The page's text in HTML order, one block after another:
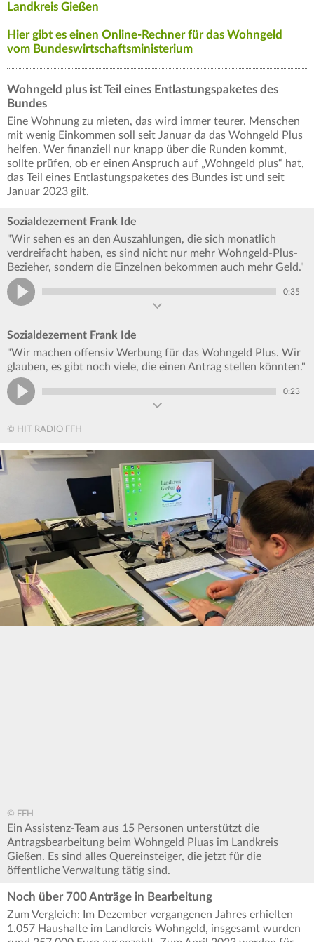
Landkreis Gießen
Hier gibt es einen Online-Rechner für das Wohngeld
vom Bundeswirtschaftsministerium
Wohngeld plus ist Teil eines Entlastungspaketes des
Bundes
Eine Wohnung zu mieten, das wird immer teurer. Menschen
mit wenig Einkommen soll seit Januar da das Wohngeld Plus
helfen. Wer finanziell nur knapp über die Runden kommt,
sollte prüfen, ob er einen Anspruch auf „Wohngeld plus“ hat,
das Teil eines Entlastungspaketes des Bundes ist und seit
Januar 2023 gilt.
Sozialdezernent Frank Ide
"Wir sehen es an den Auszahlungen, die sich monatlich
verdreifacht haben, es sind nicht nur mehr Wohngeld-Plus-
Bezieher, sondern die Einzelnen bekommen auch mehr Geld."
0:35
Sozialdezernent Frank Ide
"Wir machen offensiv Werbung für das Wohngeld Plus. Wir
glauben, es gibt noch viele, die einen Antrag stellen könnten."
0:23
© HIT RADIO FFH
© FFH
Ein Assistenz-Team aus 15 Personen unterstützt die
Antragsbearbeitung beim Wohngeld Pluas im Landkreis
Gießen. Es sind alles Quereinsteiger, die jetzt für die
öffentliche Verwaltung tätig sind.
Noch über 700 Anträge in Bearbeitung
Zum Vergleich: Im Dezember vergangenen Jahres erhielten
1.057 Haushalte im Landkreis Wohngeld, insgesamt wurden